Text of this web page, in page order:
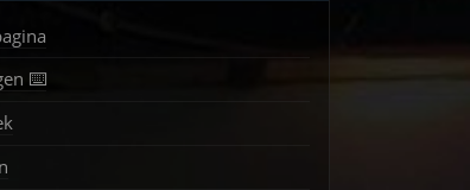
⌨️